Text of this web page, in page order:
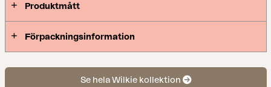
Produktmått
Förpackningsinformation
Se hela Wilkie kollektion